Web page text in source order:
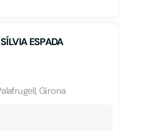
ESPADA
Girona